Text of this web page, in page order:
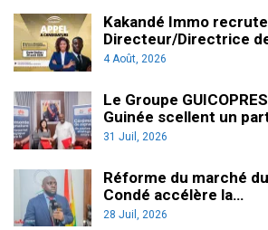
Kakandé Immo
Directeur/Directrice
4 Août, 2026
Le Groupe
Guinée scellent un
31 Juil, 2026
Réforme du marché
Condé accélère la…
28 Juil, 2026